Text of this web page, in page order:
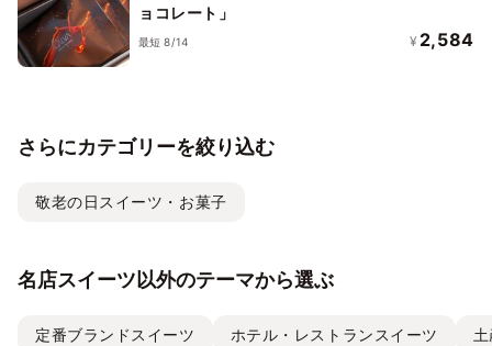
ョコレート」
最短 8/14 ¥ 2,584
さらにカテゴリーを絞り込む
敬老の日スイーツ・お菓子
名店スイーツ以外のテーマから選ぶ
定番ブランドスイーツ ホテル・レストランスイーツ